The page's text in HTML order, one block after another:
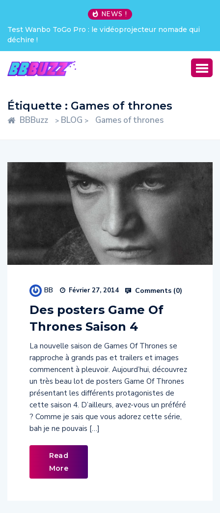
NEWS !
qui
Creative Pebble X : j’ai été choqué !
Étiquette : Games of thrones
BBBuzz > BLOG > Games of thrones
BB Février 27, 2014 Comments (0)
Des posters Game Of
Thrones Saison 4
La nouvelle saison de Games Of Thrones se
rapproche à grands pas et trailers et images
commencent à pleuvoir. Aujourd’hui, découvrez
un très beau lot de posters Game Of Thrones
présentant les différents protagonistes de
cette saison 4. D’ailleurs, avez-vous un préféré
? Comme je sais que vous adorez cette série,
bah je ne pouvais […]
Read
More